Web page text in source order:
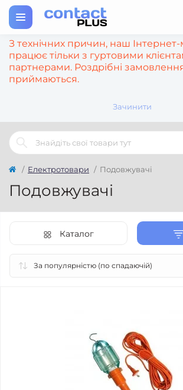
З технічних причин, наш
працює тільки з гуртовими
партнерами. Роздрібні
приймаються.
Зачинити
Електротовари Подовжувачі
Подовжувачі
Каталог